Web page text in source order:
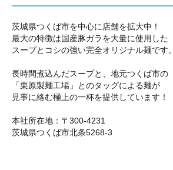
茨城県つくば市を中心に店舗を拡大中！
最大の特徴は国産豚ガラを大量に使用した
スープとコシの強い完全オリジナル麺です。
長時間煮込んだスープと、地元つくば市の
「栗原製麺工場」とのタッグによる麺が
見事に絡む極上の一杯を提供しています！
本社所在地：〒300-4231
茨城県つくば市北条5268-3